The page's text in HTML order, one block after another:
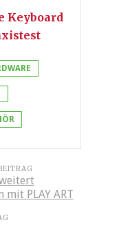
Keyboard
PLAY ART